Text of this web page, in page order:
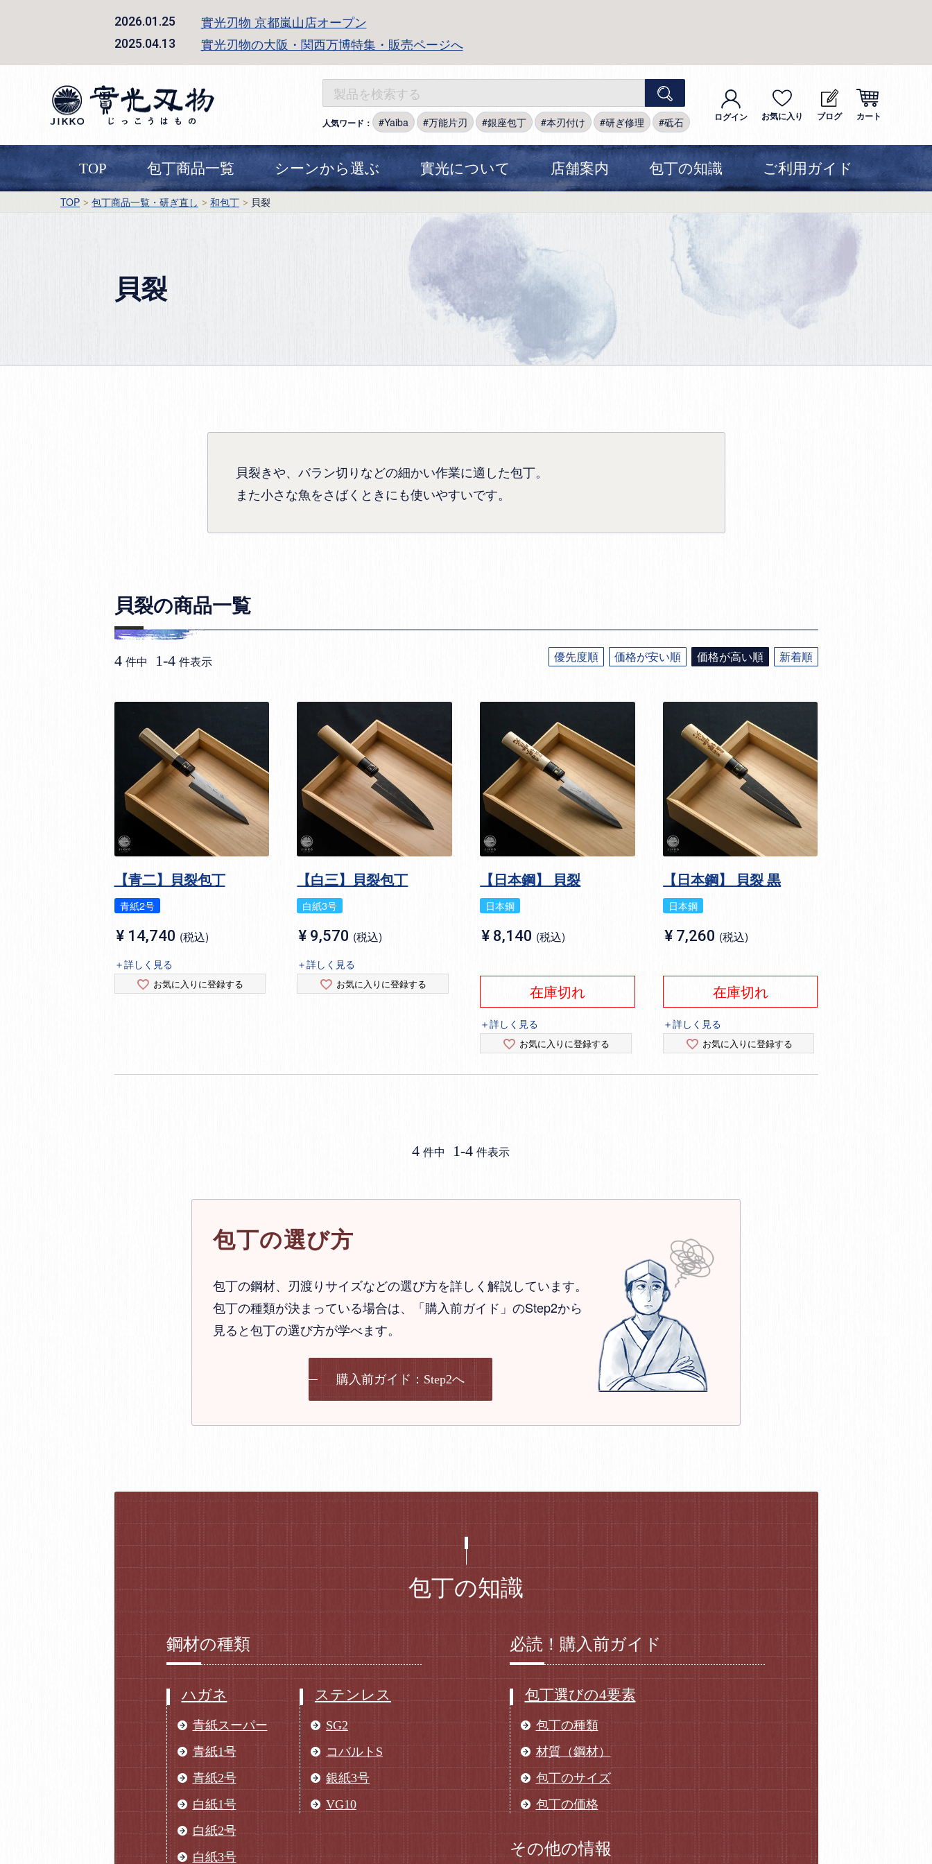
2026.01.25 實光刃物 京都嵐山店オープン
2025.04.13 實光刃物の大阪・関西万博特集・販売ページへ
人気ワード： Yaiba 万能片刃 銀座包丁 本刃付け 研ぎ修理 砥石 ログイン お気に入り ブログ カート
TOP 包丁商品一覧 シーンから選ぶ 實光について 店舗案内 包丁の知識 ご利用ガイド
TOP 包丁商品一覧・研ぎ直し 和包丁 貝裂
貝裂
貝裂きや、バラン切りなどの細かい作業に適した包丁。
また小さな魚をさばくときにも使いやすいです。
貝裂の商品一覧
優先度順 価格が安い順 価格が高い順 新着順
4 件中 1-4 件表示
【青二】貝裂包丁
青紙2号
¥ 14,740 税込
＋詳しく見る
お気に入りに登録する
【白三】貝裂包丁
白紙3号
¥ 9,570 税込
＋詳しく見る
お気に入りに登録する
【日本鋼】 貝裂
日本鋼
¥ 8,140 税込
在庫切れ
＋詳しく見る
お気に入りに登録する
【日本鋼】 貝裂 黒
日本鋼
¥ 7,260 税込
在庫切れ
＋詳しく見る
お気に入りに登録する
4 件中 1-4 件表示
包丁の選び方
包丁の鋼材、刃渡りサイズなどの選び方を詳しく解説しています。
包丁の種類が決まっている場合は、「購入前ガイド」のStep2から
見ると包丁の選び方が学べます。
購入前ガイド：Step2へ
包丁の知識
鋼材の種類
ハガネ
青紙スーパー
青紙1号
青紙2号
白紙1号
白紙2号
白紙3号
ステンレス
SG2
コバルトS
銀紙3号
VG10
必読！購入前ガイド
包丁選びの4要素
包丁の種類
材質（鋼材）
包丁のサイズ
包丁の価格
その他の情報